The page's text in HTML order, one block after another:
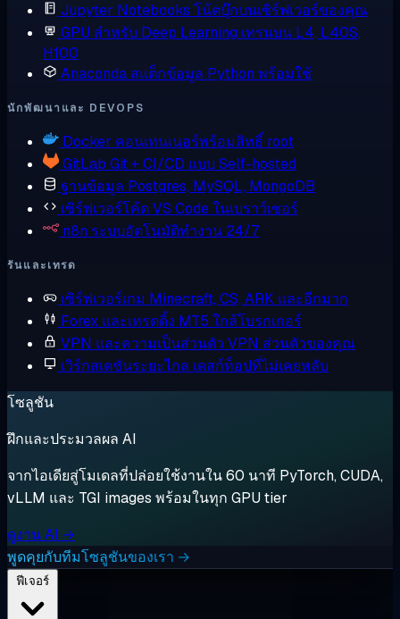
Jupyter Notebooks โน้ตบุ๊กบนเซิร์ฟเวอร์ของคุณ
GPU สำหรับ Deep Learning เทรนบน L4, L40S,
H100
Anaconda สแต็กข้อมูล Python พร้อมใช้
นักพัฒนาและ DEVOPS
Docker คอนเทนเนอร์พร้อมสิทธิ์ root
GitLab Git + CI/CD แบบ Self-hosted
ฐานข้อมูล Postgres, MySQL, MongoDB
เซิร์ฟเวอร์โค้ดVS Code ในเบราว์เซอร์
n8n ระบบอัตโนมัติทำงาน 24/7
รันและเทรด
เซิร์ฟเวอร์เกม Minecraft, CS, ARK และอีกมาก
Forex และเทรดดิ้ง MT5 ใกล้โบรกเกอร์
VPN และความเป็นส่วนตัว VPN ส่วนตัวของคุณ
เวิร์กสเตชันระยะไกล เดสก์ท็อปที่ไม่เคยหลับ
โซลูชัน
ฝึกและประมวลผล AI
จากไอเดียสู่โมเดลที่ปล่อยใช้งานใน 60 นาที PyTorch, CUDA,
vLLM และ TGI images พร้อมในทุก GPU tier
ดูงาน AI →
พูดคุยกับทีมโซลูชันของเรา →